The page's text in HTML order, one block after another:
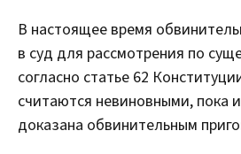
В настоящее время
в суд для рассмотрения по
согласно статье 62
считаются невиновными, пока
доказана обвинительным